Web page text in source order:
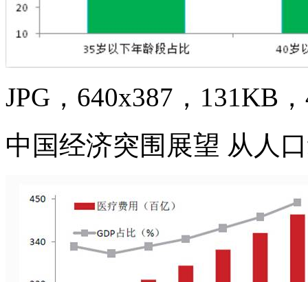
JPG，640x387，131KB
中国经济突围展望 从人